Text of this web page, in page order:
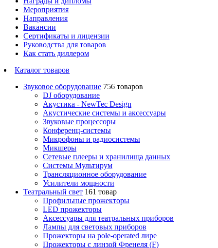
Мероприятия
Направления
Вакансии
Сертификаты и лицензии
Руководства для товаров
Как стать диллером
Каталог товаров
Звуковое оборудование 756 товаров
DJ оборудование
Акустика - NewTec Design
Акустические системы и аксессуары
Звуковые процессоры
Конференц-системы
Микрофоны и радиосистемы
Микшеры
Сетевые плееры и хранилища данных
Системы Мультирум
Трансляционное оборудование
Усилители мощности
Театральный свет 161 товар
Профильные прожекторы
LED прожекторы
Аксессуары для театральных приборов
Лампы для световых приборов
Прожекторы на pole-operated лире
Прожекторы с линзой Френеля (F)